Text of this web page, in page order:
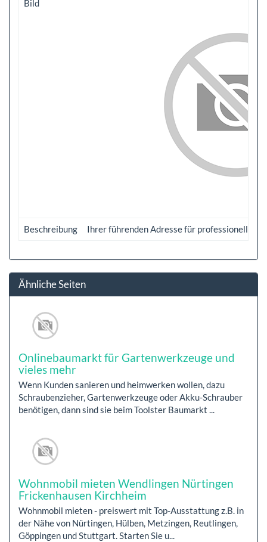
Bild
Beschreibung Ihrer führenden Adresse für professionelle
Ähnliche Seiten
Onlinebaumarkt für Gartenwerkzeuge und
vieles mehr
Wenn Kunden sanieren und heimwerken wollen, dazu
Schraubenzieher, Gartenwerkzeuge oder Akku-Schrauber
benötigen, dann sind sie beim Toolster Baumarkt ...
Wohnmobil mieten Wendlingen Nürtingen
Frickenhausen Kirchheim
Wohnmobil mieten - preiswert mit Top-Ausstattung z.B. in
der Nähe von Nürtingen, Hülben, Metzingen, Reutlingen,
Göppingen und Stuttgart. Starten Sie u...